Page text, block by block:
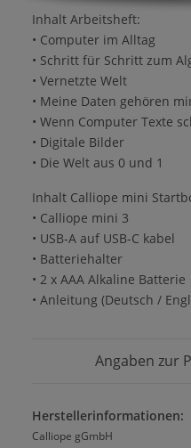
Inhalt Arbeitsheft:
• Computer im Alltag
• Schritt für Schritt zum
• Vernetzte Welt
• Meine Daten gehören
• Wenn Computer Texte
• Digitale Bilder
• Die Welt aus 0 und 1
Inhalt Calliope mini
• Calliope mini 3
• USB-A auf USB-C kabel
• Batteriehalter
• 2 x AAA Alkaline Batterie
• Anleitung (Deutsch /
Angaben zur
Herstellerinformationen:
Calliope gGmbH